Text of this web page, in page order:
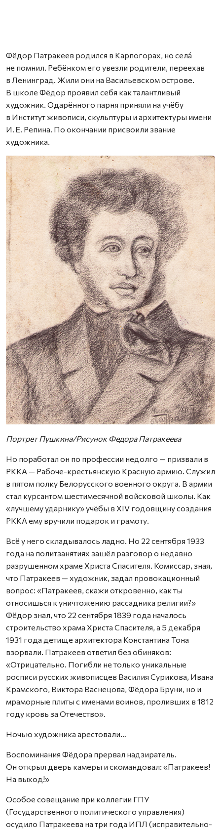
Фёдор Патракеев родился в Карпогорах, но селá
не помнил. Ребёнком его увезли родители, переехав
в Ленинград. Жили они на Васильевском острове.
В школе Фёдор проявил себя как талантливый
художник. Одарённого парня приняли на учёбу
в Институт живописи, скульптуры и архитектуры имени
И. Е. Репина. По окончании присвоили звание
художника.
Портрет Пушкина/Рисунок Федора Патракеева
Но поработал он по профессии недолго — призвали в
РККА — Рабоче-крестьянскую Красную армию. Служил
в пятом полку Белорусского военного округа. В армии
стал курсантом шестимесячной войсковой школы. Как
«лучшему ударнику» учёбы в XIV годовщину создания
РККА ему вручили подарок и грамоту.
Всё у него складывалось ладно. Но 22 сентября 1933
года на политзанятиях зашёл разговор о недавно
разрушенном храме Христа Спасителя. Комиссар, зная,
что Патракеев — художник, задал провокационный
вопрос: «Патракеев, скажи откровенно, как ты
относишься к уничтожению рассадника религии?»
Фёдор знал, что 22 сентября 1839 года началось
строительство храма Христа Спасителя, а 5 декабря
1931 года детище архитектора Константина Тона
взорвали. Патракеев ответил без обиняков:
«Отрицательно. Погибли не только уникальные
росписи русских живописцев Василия Сурикова, Ивана
Крамского, Виктора Васнецова, Фёдора Бруни, но и
мраморные плиты с именами воинов, проливших в 1812
году кровь за Отечество».
Ночью художника арестовали…
Воспоминания Фёдора прервал надзиратель.
Он открыл дверь камеры и скомандовал: «Патракеев!
На выход!»
Особое совещание при коллегии ГПУ
(Государственного политического управления)
осудило Патракеева на три года ИПЛ (исправительно-